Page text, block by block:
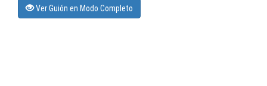
Ver Guión en Modo Completo